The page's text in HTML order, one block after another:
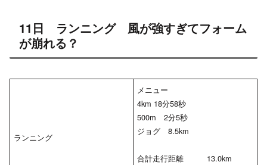
11日 ランニング 風が強すぎてフォーム
が崩れる？
ランニング
メニュー
4km 18分58秒
500m 2分5秒
ジョグ 8.5km
合計走行距離 13.0km